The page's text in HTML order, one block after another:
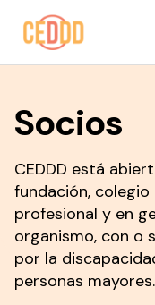
Socios
CEDDD está
fundación,
profesional y en
organismo, con o
por la
personas mayores.